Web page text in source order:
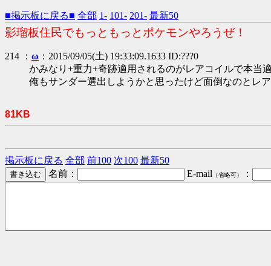
■掲示板に戻る■ 全部 1- 101- 201- 最新50
影瑠板住民でもっともっとポケモンやろうぜ！
214 ： ω ：2015/09/05(土) 19:33:09.1633 ID:???0
かみなり+重力+奇跡適用されるのがレアコイルで本当
俺もサンダー選出しようかと思ったけど面倒なのとレ
81KB
掲示板に戻る 全部 前100 次100 最新50
名前：
E-mail （省略可） ：